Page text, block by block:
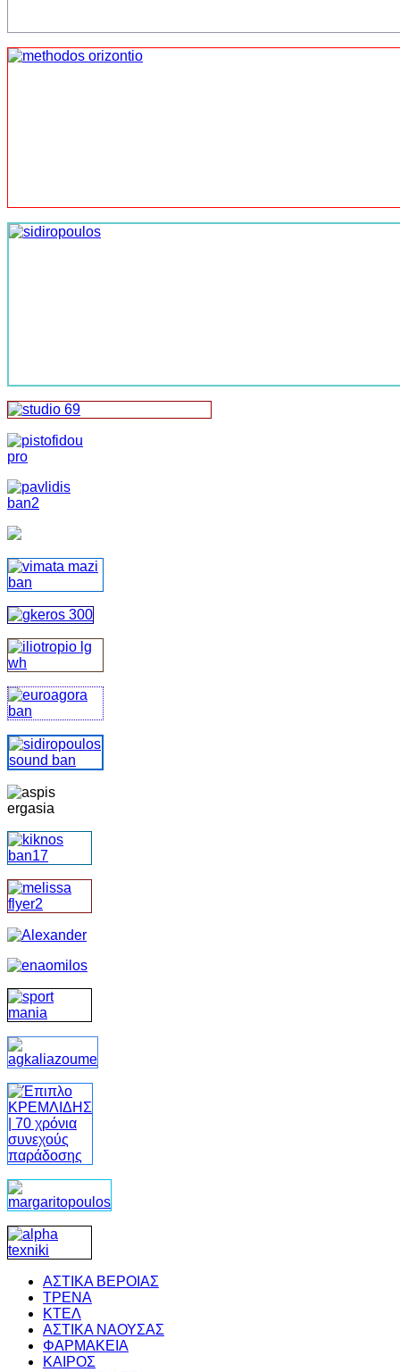
ΑΣΤΙΚΑ ΒΕΡΟΙΑΣ
ΤΡΕΝΑ
ΚΤΕΛ
ΑΣΤΙΚΑ ΝΑΟΥΣΑΣ
ΦΑΡΜΑΚΕΙΑ
ΚΑΙΡΟΣ